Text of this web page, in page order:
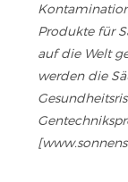
Produkte für
auf die Welt
werden die